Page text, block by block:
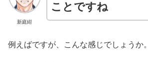
新庭紺
ことですね
例えばですが、こんな感じでしょうか。